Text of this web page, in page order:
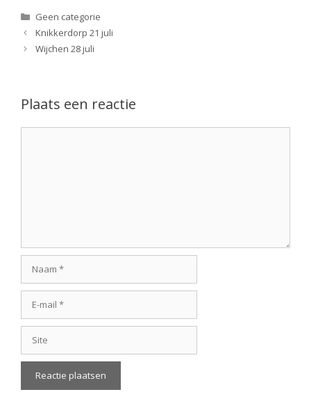
Categorieën
Geen categorie
Knikkerdorp 21 juli
Wijchen 28 juli
Plaats een reactie
mail